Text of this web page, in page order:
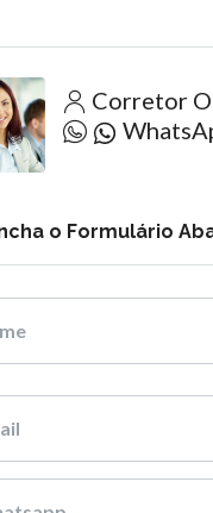
Corretor
o Formulário